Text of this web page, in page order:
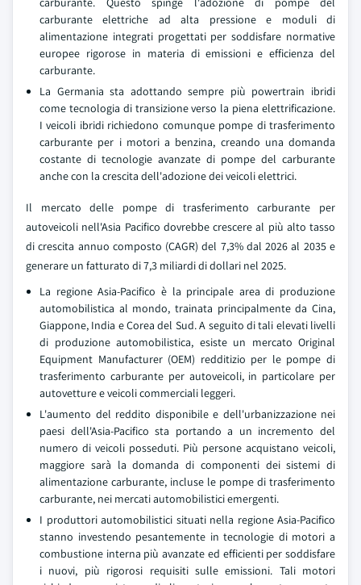
carburante elettriche ad alta pressione e moduli di
alimentazione integrati progettati per soddisfare normative
europee rigorose in materia di emissioni e efficienza del
carburante.
La Germania sta adottando sempre più powertrain ibridi
come tecnologia di transizione verso la piena elettrificazione.
I veicoli ibridi richiedono comunque pompe di trasferimento
carburante per i motori a benzina, creando una domanda
costante di tecnologie avanzate di pompe del carburante
anche con la crescita dell'adozione dei veicoli elettrici.
Il mercato delle pompe di trasferimento carburante per
autoveicoli nell'Asia Pacifico dovrebbe crescere al più alto tasso
di crescita annuo composto (CAGR) del 7,3% dal 2026 al 2035 e
generare un fatturato di 7,3 miliardi di dollari nel 2025.
La regione Asia-Pacifico è la principale area di produzione
automobilistica al mondo, trainata principalmente da Cina,
Giappone, India e Corea del Sud. A seguito di tali elevati livelli
di produzione automobilistica, esiste un mercato Original
Equipment Manufacturer (OEM) redditizio per le pompe di
trasferimento carburante per autoveicoli, in particolare per
autovetture e veicoli commerciali leggeri.
L'aumento del reddito disponibile e dell'urbanizzazione nei
paesi dell'Asia-Pacifico sta portando a un incremento del
numero di veicoli posseduti. Più persone acquistano veicoli,
maggiore sarà la domanda di componenti dei sistemi di
alimentazione carburante, incluse le pompe di trasferimento
carburante, nei mercati automobilistici emergenti.
I produttori automobilistici situati nella regione Asia-Pacifico
stanno investendo pesantemente in tecnologie di motori a
combustione interna più avanzate ed efficienti per soddisfare
i nuovi, più rigorosi requisiti sulle emissioni. Tali motori